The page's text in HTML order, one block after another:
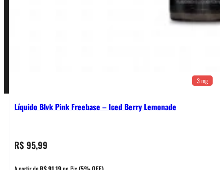
3 mg
Líquido Blvk Pink Freebase – Iced Berry Lemonade
R$95,99